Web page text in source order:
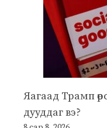
Яагаад Трамп
дууддаг вэ?